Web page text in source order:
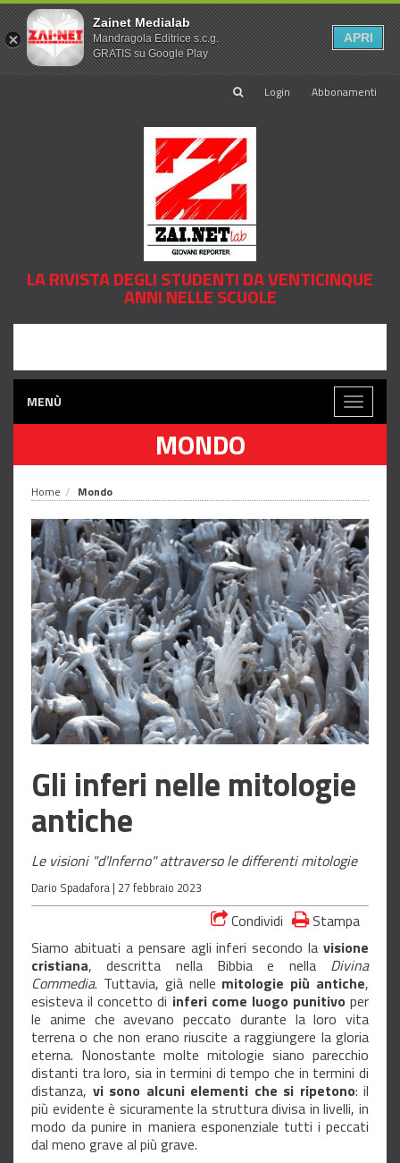
Login Abbonamenti
LA RIVISTA DEGLI STUDENTI DA VENTICINQUE
ANNI NELLE SCUOLE
MENÙ
Toggle
MONDO
Home Mondo
Gli inferi nelle mitologie
antiche
Le visioni "d'Inferno" attraverso le differenti mitologie
Dario Spadafora | 27 febbraio 2023
Condividi
Stampa
Siamo abituati a pensare agli inferi secondo la visione
cristiana, descritta nella Bibbia e nella Divina
Commedia. Tuttavia, già nelle mitologie più antiche,
esisteva il concetto di inferi come luogo punitivo per
le anime che avevano peccato durante la loro vita
terrena o che non erano riuscite a raggiungere la gloria
eterna. Nonostante molte mitologie siano parecchio
distanti tra loro, sia in termini di tempo che in termini di
distanza, vi sono alcuni elementi che si ripetono: il
più evidente è sicuramente la struttura divisa in livelli, in
modo da punire in maniera esponenziale tutti i peccati
dal meno grave al più grave.
Zainet Medialab
Mandragola Editrice s.c.g.
GRATIS su Google Play
APRI